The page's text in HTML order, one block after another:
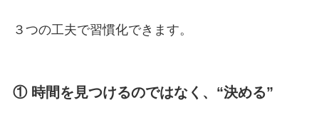
３つの工夫で習慣化できます。
① 時間を見つけるのではなく、“決める”